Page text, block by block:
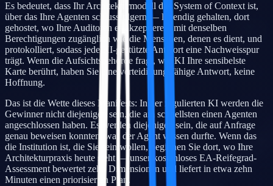
Es bedeutet, dass Ihr Architekturmodell das System of Context ist,
über das Ihre Agenten schlussfolgern — lebendig gehalten, dort
gehostet, wo Ihre Auditoren es akzeptieren, mit denselben
Berechtigungen zugänglich wie die Menschen, denen es dient, und
protokolliert, sodass jede KI-gestützte Antwort eine Nachweisspur
trägt. Wenn die Aufsichtsbehörde fragt, wie KI Ihre sensibelste
Karte berührt, haben Sie eine verteidigungsfähige Antwort, keine
Hoffnung.
Das ist die Wette dieses Manifests: In der regulierten KI werden die
Gewinner nicht diejenigen sein, die am schnellsten einen Agenten
angeschlossen haben. Es werden diejenigen sein, die auf Anfrage
genau beweisen konnten, was der Agent wissen durfte. Wenn das
die Institution ist, die Sie sein wollen, beginnen Sie dort, wo Ihre
Architekturpraxis heute steht — unser kostenloses EA-Reifegrad-
Assessment bewertet zehn Dimensionen und liefert in etwa zehn
Minuten einen priorisierten Plan.